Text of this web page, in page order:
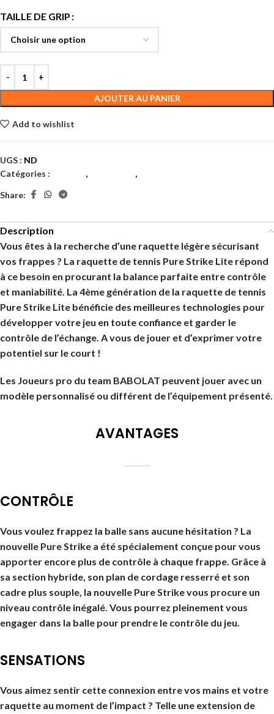
TAILLE DE GRIP
AJOUTER AU PANIER
Add to wishlist
UGS : ND
Catégories :
, ,
Share:
Description
Vous êtes à la recherche d’une raquette légère sécurisant
vos frappes ? La raquette de tennis Pure Strike Lite répond
à ce besoin en procurant la balance parfaite entre contrôle
et maniabilité. La 4ème génération de la raquette de tennis
Pure Strike Lite bénéficie des meilleures technologies pour
développer votre jeu en toute confiance et garder le
contrôle de l’échange. A vous de jouer et d’exprimer votre
potentiel sur le court !
Les Joueurs pro du team BABOLAT peuvent jouer avec un
modèle personnalisé ou différent de l’équipement présenté.
AVANTAGES
CONTRÔLE
Vous voulez frappez la balle sans aucune hésitation ? La
nouvelle Pure Strike a été spécialement conçue pour vous
apporter encore plus de contrôle à chaque frappe. Grâce à
sa section hybride, son plan de cordage resserré et son
cadre plus souple, la nouvelle Pure Strike vous procure un
niveau contrôle inégalé. Vous pourrez pleinement vous
engager dans la balle pour prendre le contrôle du jeu.
SENSATIONS
Vous aimez sentir cette connexion entre vos mains et votre
raquette au moment de l’impact ? Telle une extension de